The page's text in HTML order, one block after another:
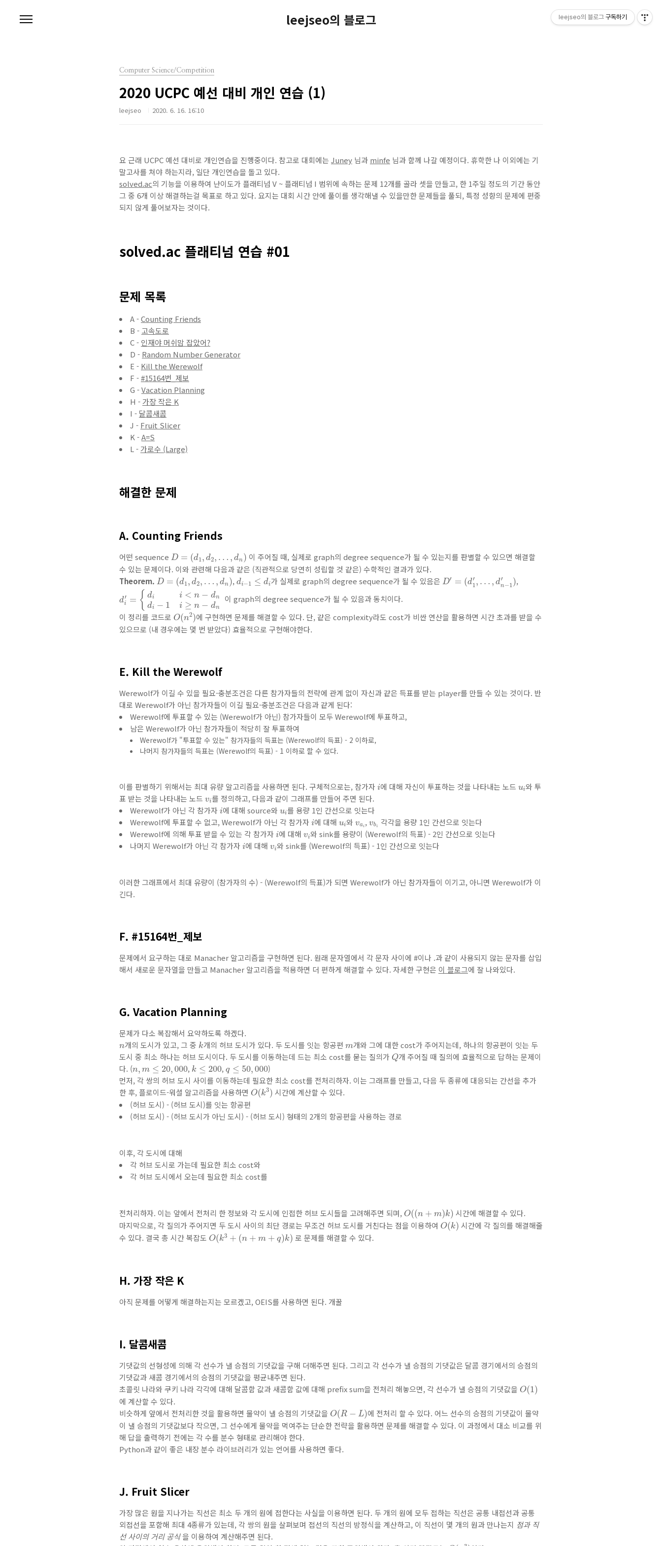
leejseo의 블로그
Computer Science/Competition
2020 UCPC 예선 대비 개인 연습 (1)
leejseo 2020. 6. 16. 16:10
요 근래 UCPC 예선 대비로 개인연습을 진행중이다. 참고로 대회에는 Juney 님과 minfe 님과 함께 나갈 예정이다. 휴학한 나 이외에는 기
말고사를 쳐야 하는지라, 일단 개인연습을 돌고 있다.
solved.ac의 기능을 이용하여 난이도가 플래티넘 V ~ 플래티넘 I 범위에 속하는 문제 12개를 골라 셋을 만들고, 한 1주일 정도의 기간 동안
그 중 6개 이상 해결하는걸 목표로 하고 있다. 요지는 대회 시간 안에 풀이를 생각해낼 수 있을만한 문제들을 풀되, 특정 성향의 문제에 편중
되지 않게 풀어보자는 것이다.
solved.ac 플래티넘 연습 #01
문제 목록
A -Counting Friends
B - 고속도로
C - 인재야 머쉬맘 잡았어?
D - Random Number Generator
E - Kill the Werewolf
F -#15164번_제보
G -Vacation Planning
H - 가장 작은 K
I - 달콤새콤
J - Fruit Slicer
K -A=S
L - 가로수 (Large)
해결한 문제
A. Counting Friends
어떤 sequence D = (d1, d2, … , dn)
D=(d1, 2, )
이 주어질 때, 실제로 graph의 degree sequence가 될 수 있는지를 판별할 수 있으면 해결할
수 있는 문제이다. 이와 관련해 다음과 같은 (직관적으로 당연히 성립할 것 같은) 수학적인 결과가 있다.
Theorem. D = (d1, d2, … , dn)
D=(d1, d 2, n) ,di−1 ≤ di
d 1≤ di 가 실제로 graph의 degree sequence가 될 수 있음은 D′ = (d′
1, … , d′
n−1)
D′= d1′, n−1 ,
d′
i = { di i < n − dn
di − 1 i ≥ n − dn
di <n di−1 ≥ d
이 graph의 degree sequence가 될 수 있음과 동치이다.
이 정리를 코드로 O(n2)
O(n2)에 구현하면 문제를 해결할 수 있다. 단, 같은 complexity라도 cost가 비싼 연산을 활용하면 시간 초과를 받을 수
있으므로 (내 경우에는 몇 번 받았다) 효율적으로 구현해야한다.
E. Kill the Werewolf
Werewolf가 이길 수 있을 필요-충분조건은 다른 참가자들의 전략에 관계 없이 자신과 같은 득표를 받는 player를 만들 수 있는 것이다. 반
대로 Werewolf가 아닌 참가자들이 이길 필요-충분조건은 다음과 같게 된다:
Werewolf에 투표할 수 있는 (Werewolf가 아닌) 참가자들이 모두 Werewolf에 투표하고,
남은 Werewolf가 아닌 참가자들이 적당히 잘 투표하여
Werewolf가 "투표할 수 있는" 참가자들의 득표는 (Werewolf의 득표) - 2 이하로,
나머지 참가자들의 득표는 (Werewolf의 득표) - 1 이하로 할 수 있다.
이를 판별하기 위해서는 최대 유량 알고리즘을 사용하면 된다. 구체적으로는, 참가자 i
i에 대해 자신이 투표하는 것을 나타내는 노드 ui
ui와 투
표 받는 것을 나타내는 노드 vi
vi를 정의하고, 다음과 같이 그래프를 만들어 주면 된다.
Werewolf가 아닌 각 참가자 i
i에 대해 source와 ui
ui를 용량 1인 간선으로 잇는다
Werewolf에 투표할 수 없고, Werewolf가 아닌 각 참가자 i
i에 대해 ui
ui와 vai
vai,vbi
vb i각각을 용량 1인 간선으로 잇는다
Werewolf에 의해 투표 받을 수 있는 각 참가자 i
i에 대해 vi
vi와 sink를 용량이 (Werewolf의 득표) - 2인 간선으로 잇는다
나머지 Werewolf가 아닌 각 참가자 i
i에 대해 vi
vi와 sink를 (Werewolf의 득표) - 1인 간선으로 잇는다
이러한 그래프에서 최대 유량이 (참가자의 수) - (Werewolf의 득표)가 되면 Werewolf가 아닌 참가자들이 이기고, 아니면 Werewolf가 이
긴다.
F. #15164번_제보
문제에서 요구하는 대로 Manacher 알고리즘을 구현하면 된다. 원래 문자열에서 각 문자 사이에 #이나 .과 같이 사용되지 않는 문자를 삽입
해서 새로운 문자열을 만들고 Manacher 알고리즘을 적용하면 더 편하게 해결할 수 있다. 자세한 구현은 이 블로그에 잘 나와있다.
G. Vacation Planning
문제가 다소 복잡해서 요약하도록 하겠다.
n
n개의 도시가 있고, 그 중 k
k개의 허브 도시가 있다. 두 도시를 잇는 항공편 m
m개와 그에 대한 cost가 주어지는데, 하나의 항공편이 잇는 두
도시 중 최소 하나는 허브 도시이다. 두 도시를 이동하는데 드는 최소 cost를 묻는 질의가 Q
Q개 주어질 때 질의에 효율적으로 답하는 문제이
다. (n, m ≤ 20, 000
n m ≤20, 000 , k ≤ 200
k ≤ 200,q ≤ 50,000
q ≤ 50, 000)
먼저, 각 쌍의 허브 도시 사이를 이동하는데 필요한 최소 cost를 전처리하자. 이는 그래프를 만들고, 다음 두 종류에 대응되는 간선을 추가
한 후, 플로이드-워셜 알고리즘을 사용하면 O(k3)
O(k3) 시간에 계산할 수 있다.
(허브 도시) - (허브 도시)를 잇는 항공편
(허브 도시) - (허브 도시가 아닌 도시) - (허브 도시) 형태의 2개의 항공편을 사용하는 경로
이후, 각 도시에 대해
각 허브 도시로 가는데 필요한 최소 cost와
각 허브 도시에서 오는데 필요한 최소 cost를
전처리하자. 이는 앞에서 전처리 한 정보와 각 도시에 인접한 허브 도시들을 고려해주면 되며, O((n + m)k)
O((n m)k)
시간에 해결할 수 있다.
마지막으로, 각 질의가 주어지면 두 도시 사이의 최단 경로는 무조건 허브 도시를 거친다는 점을 이용하여 O(k)
O(k) 시간에 각 질의를 해결해줄
수 있다. 결국 총 시간 복잡도 O(k3 + (n + m + q)k)
O(k3 + n +m q k) 로 문제를 해결할 수 있다.
H. 가장 작은 K
아직 문제를 어떻게 해결하는지는 모르겠고, OEIS를 사용하면 된다. 개꿀
I. 달콤새콤
기댓값의 선형성에 의해 각 선수가 낼 승점의 기댓값을 구해 더해주면 된다. 그리고 각 선수가 낼 승점의 기댓값은 달콤 경기에서의 승점의
기댓값과 새콤 경기에서의 승점의 기댓값을 평균내주면 된다.
초콜릿 나라와 쿠키 나라 각각에 대해 달콤함 값과 새콤함 값에 대해 prefix sum을 전처리 해놓으면, 각 선수가 낼 승점의 기댓값을 O(1)
O(1)
에 계산할 수 있다.
비슷하게 앞에서 전처리한 것을 활용하면 물약이 낼 승점의 기댓값을 O(R − L)
O(R−
에 전처리 할 수 있다. 어느 선수의 승점의 기댓값이 물약
이 낼 승점의 기댓값보다 작으면, 그 선수에게 물약을 먹여주는 단순한 전략을 활용하면 문제를 해결할 수 있다. 이 과정에서 대소 비교를 위
해 답을 출력하기 전에는 각 수를 분수 형태로 관리해야 한다.
Python과 같이 좋은 내장 분수 라이브러리가 있는 언어를 사용하면 좋다.
J. Fruit Slicer
가장 많은 원을 지나가는 직선은 최소 두 개의 원에 접한다는 사실을 이용하면 된다. 두 개의 원에 모두 접하는 직선은 공통 내접선과 공통
외접선을 포함해 최대 4종류가 있는데, 각 쌍의 원을 살펴보며 접선의 직선의 방정식을 계산하고, 이 직선이 몇 개의 원과 만나는지 점과 직
선 사이의 거리 공식을 이용하여 계산해주면 된다.
leejseo의 블로그 구독하기